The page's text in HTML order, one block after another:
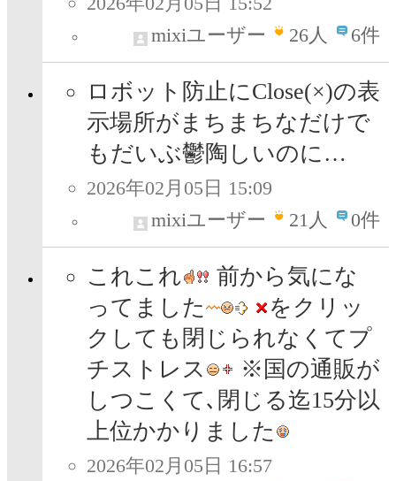
mixiユーザー
26人 6件
ロボット防止にClose(×)の表
示場所がまちまちなだけで
もだいぶ鬱陶しいのに…
2026年02月05日 15:09
mixiユーザー
21人 0件
これこれ
前から気にな
ってました
をクリッ
クしても閉じられなくてプ
チストレス
※国の通販が
しつこくて､閉じる迄15分以
上位かかりました
2026年02月05日 16:57